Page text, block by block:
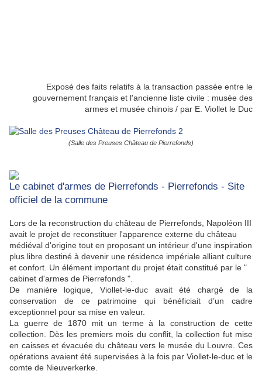
Exposé des faits relatifs à la transaction passée entre le
gouvernement français et l'ancienne liste civile : musée des
armes et musée chinois / par E. Viollet le Duc
(Salle des Preuses Château de Pierrefonds)
Le cabinet d'armes de Pierrefonds - Pierrefonds - Site
officiel de la commune
Lors de la reconstruction du château de Pierrefonds, Napoléon III
avait le projet de reconstituer l'apparence externe du château
médiéval d'origine tout en proposant un intérieur d'une inspiration
plus libre destiné à devenir une résidence impériale alliant culture
et confort. Un élément important du projet était constitué par le "
cabinet d'armes de Pierrefonds ".
De manière logique, Viollet-le-duc avait été chargé de la
conservation de ce patrimoine qui bénéficiait d’un cadre
exceptionnel pour sa mise en valeur.
La guerre de 1870 mit un terme à la construction de cette
collection. Dès les premiers mois du conflit, la collection fut mise
en caisses et évacuée du château vers le musée du Louvre. Ces
opérations avaient été supervisées à la fois par Viollet-le-duc et le
comte de Nieuverkerke.